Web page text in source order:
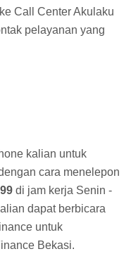
Call Center Akulaku
pelayanan yang
kalian untuk
cara menelepon
di jam kerja Senin -
dapat berbicara
untuk
Bekasi.